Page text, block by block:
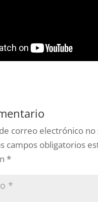
correo electrónico no
campos obligatorios
*